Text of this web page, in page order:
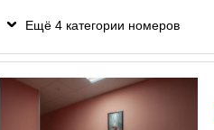
Ещё 4 категории номеров